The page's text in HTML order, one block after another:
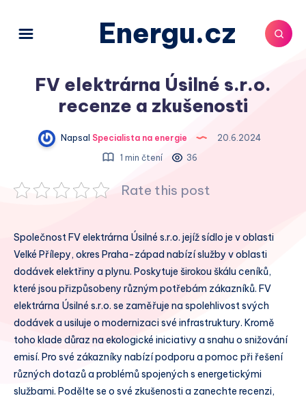
Energu.cz
FV elektrárna Úsilné s.r.o.
recenze a zkušenosti
Napsal Specialista na energie
20.6.2024
1 min čtení
36
Rate this post
Společnost FV elektrárna Úsilné s.r.o. jejíž sídlo je v oblasti
Velké Přílepy, okres Praha-západ nabízí služby v oblasti
dodávek elektřiny a plynu. Poskytuje širokou škálu ceníků,
které jsou přizpůsobeny různým potřebám zákazníků. FV
elektrárna Úsilné s.r.o. se zaměřuje na spolehlivost svých
dodávek a usiluje o modernizaci své infrastruktury. Kromě
toho klade důraz na ekologické iniciativy a snahu o snižování
emisí. Pro své zákazníky nabízí podporu a pomoc při řešení
různých dotazů a problémů spojených s energetickými
službami. Podělte se o své zkušenosti a zanechte recenzi,